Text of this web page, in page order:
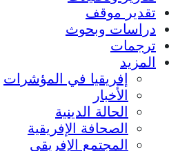
تقدير موقف
دراسات وبحوث
ترجمات
المزيد
إفريقيا في المؤشرات
الأخبار
الحالة الدينية
الصحافة الإفريقية
المجتمع الإفريقي